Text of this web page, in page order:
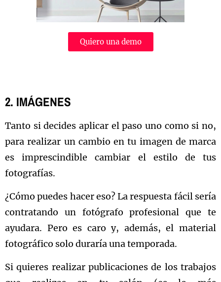
Quiero una demo
2. IMÁGENES
Tanto si decides aplicar el paso uno como si no,
para realizar un cambio en tu imagen de marca
es imprescindible cambiar el estilo de tus
fotografías.
¿Cómo puedes hacer eso? La respuesta fácil sería
contratando un fotógrafo profesional que te
ayudara. Pero es caro y, además, el material
fotográfico solo duraría una temporada.
Si quieres realizar publicaciones de los trabajos